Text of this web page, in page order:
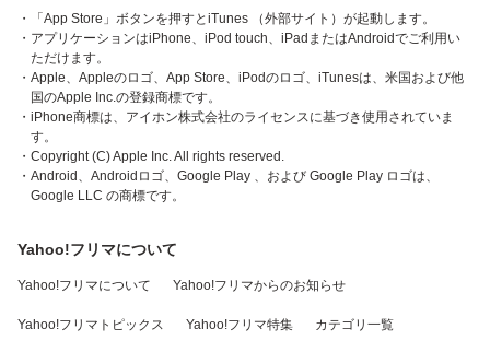
・「App Store」ボタンを押すとiTunes （外部サイト）が起動します。
・アプリケーションはiPhone、iPod touch、iPadまたはAndroidでご利用い
ただけます。
・Apple、Appleのロゴ、App Store、iPodのロゴ、iTunesは、米国および他
国のApple Inc.の登録商標です。
・iPhone商標は、アイホン株式会社のライセンスに基づき使用されていま
す。
・Copyright (C) Apple Inc. All rights reserved.
・Android、Androidロゴ、Google Play 、および Google Play ロゴは、
Google LLC の商標です。
Yahoo!フリマについて
Yahoo!フリマについて Yahoo!フリマからのお知らせ
Yahoo!フリマトピックス Yahoo!フリマ特集 カテゴリ一覧